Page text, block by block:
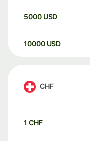
5000 USD
10000 USD
CHF
1 CHF